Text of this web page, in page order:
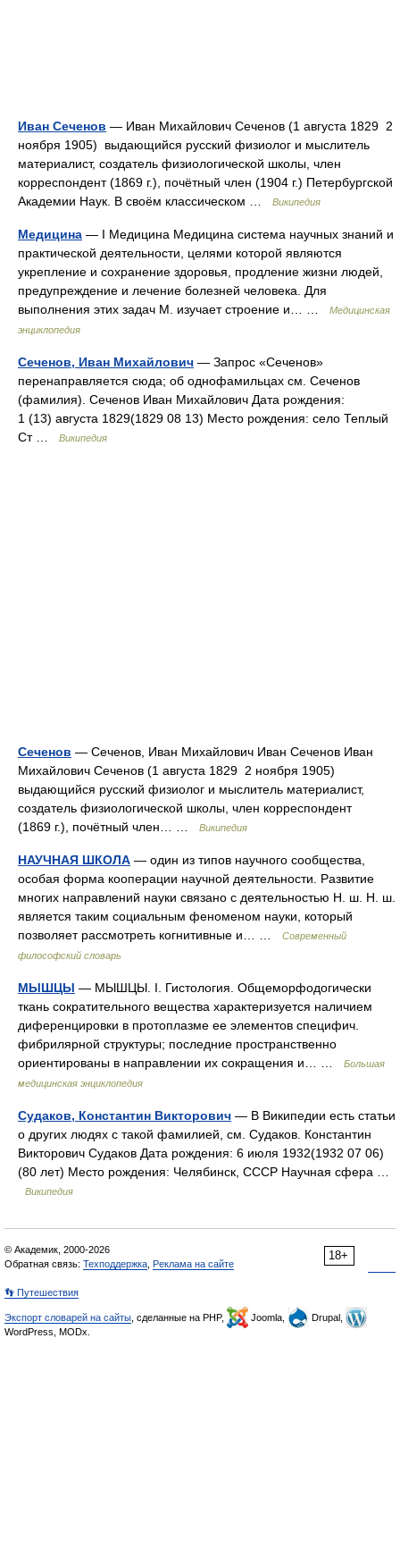
Иван Сеченов — Иван Михайлович Сеченов (1 августа 1829 2
ноября 1905) выдающийся русский физиолог и мыслитель
материалист, создатель физиологической школы, член
корреспондент (1869 г.), почётный член (1904 г.) Петербургской
Академии Наук. В своём классическом …
Википедия
Медицина — I Медицина Медицина система научных знаний и
практической деятельности, целями которой являются
укрепление и сохранение здоровья, продление жизни людей,
предупреждение и лечение болезней человека. Для
выполнения этих задач М. изучает строение и… …
Медицинская
энциклопедия
Сеченов, Иван Михайлович — Запрос «Сеченов»
перенаправляется сюда; об однофамильцах см. Сеченов
(фамилия). Сеченов Иван Михайлович Дата рождения:
1 (13) августа 1829(1829 08 13) Место рождения: село Теплый
Ст …
Википедия
Сеченов — Сеченов, Иван Михайлович Иван Сеченов Иван
Михайлович Сеченов (1 августа 1829 2 ноября 1905)
выдающийся русский физиолог и мыслитель материалист,
создатель физиологической школы, член корреспондент
(1869 г.), почётный член… …
Википедия
НАУЧНАЯ ШКОЛА — один из типов научного сообщества,
особая форма кооперации научной деятельности. Развитие
многих направлений науки связано с деятельностью Н. ш. Н. ш.
является таким социальным феноменом науки, который
позволяет рассмотреть когнитивные и… …
Современный
философский словарь
МЫШЦЫ — МЫШЦЫ. I. Гистология. Общеморфодогически
ткань сократительного вещества характеризуется наличием
диференцировки в протоплазме ее элементов специфич.
фибрилярной структуры; последние пространственно
ориентированы в направлении их сокращения и… …
Большая
медицинская энциклопедия
Судаков, Константин Викторович — В Википедии есть статьи
о других людях с такой фамилией, см. Судаков. Константин
Викторович Судаков Дата рождения: 6 июля 1932(1932 07 06)
(80 лет) Место рождения: Челябинск, СССР Научная сфера …
Википедия
18+
© Академик, 2000-2026
Обратная связь: Техподдержка Реклама на сайте
👣 Путешествия
Экспорт словарей на сайты , сделанные на PHP, Joomla,
Drupal,
WordPress, MODx.